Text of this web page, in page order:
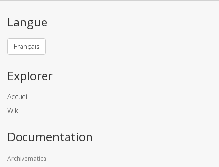
Langue
Français
Explorer
Accueil
Wiki
Documentation
Archivematica